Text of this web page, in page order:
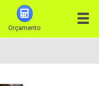
Orçamento